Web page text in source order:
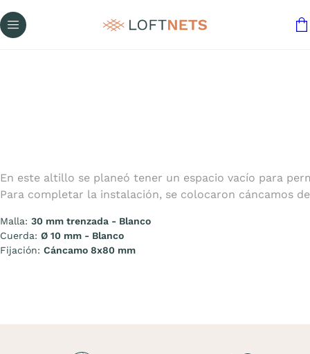
En este altillo se planeó tener un espacio vacío para
Para completar la instalación, se colocaron cáncamos
Malla: 30 mm trenzada - Blanco
Cuerda: Ø 10 mm - Blanco
Fijación: Cáncamo 8x80 mm